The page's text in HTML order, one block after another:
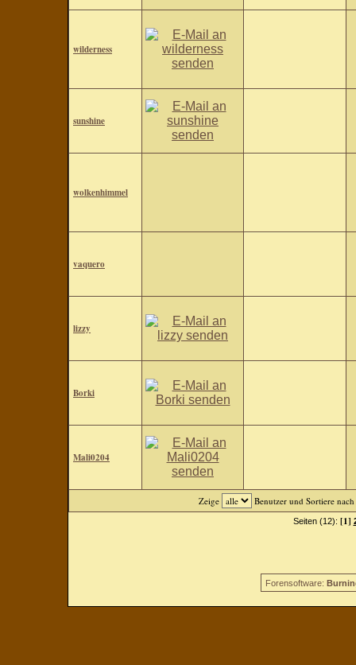
wilderness
sunshine
wolkenhimmel
vaquero
lizzy
Borki
Mali0204
Zeige Benutzer und Sortiere nach
Seiten (12): [1]
Forensoftware: